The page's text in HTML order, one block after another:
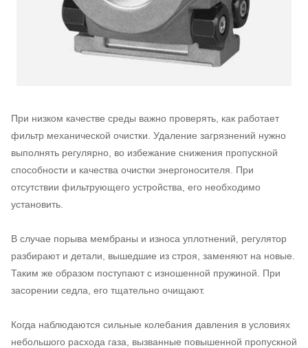
При низком качестве среды важно проверять, как работает
фильтр механической очистки. Удаление загрязнений нужно
выполнять регулярно, во избежание снижения пропускной
способности и качества очистки энергоносителя. При
отсутствии фильтрующего устройства, его необходимо
установить.
В случае порыва мембраны и износа уплотнений, регулятор
разбирают и детали, вышедшие из строя, заменяют на новые.
Таким же образом поступают с изношенной пружиной. При
засорении седла, его тщательно очищают.
Когда наблюдаются сильные колебания давления в условиях
небольшого расхода газа, вызванные повышенной пропускной